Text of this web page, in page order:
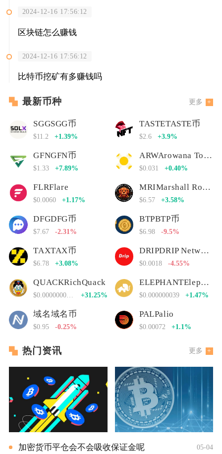
2024-12-16 17:56:12
区块链怎么赚钱
2024-12-16 17:56:12
比特币挖矿有多赚钱吗
最新币种 更多
SGGSGG币
$11.2 +1.39%
TASTETASTE币
$2.6 +3.9%
GFNGFN币
$1.33 +7.89%
ARWArowana Token
$0.031 +0.40%
FLRFlare
$0.0060 +1.17%
MRIMarshall Rogan Inu
$6.57 +3.58%
DFGDFG币
$7.67 -2.31%
BTPBTP币
$6.98 -9.5%
TAXTAX币
$6.78 +3.08%
DRIPDRIP Network
$0.0018 -4.55%
QUACKRichQuack
+31.25%
ELEPHANTElephant Money
$0.000000039 +1.47%
域名域名币
$0.95 -0.25%
PALPalio
$0.00072 +1.1%
热门资讯 更多
加密货币平仓会不会吸收保证金呢 05-04